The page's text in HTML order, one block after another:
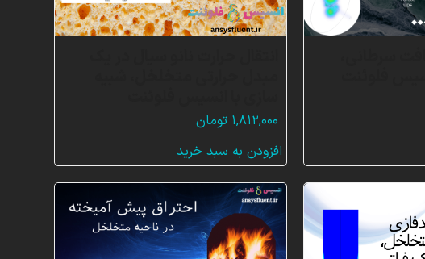
۱,۸۱۲,۰۰۰ تومان
افزودن به سبد خرید